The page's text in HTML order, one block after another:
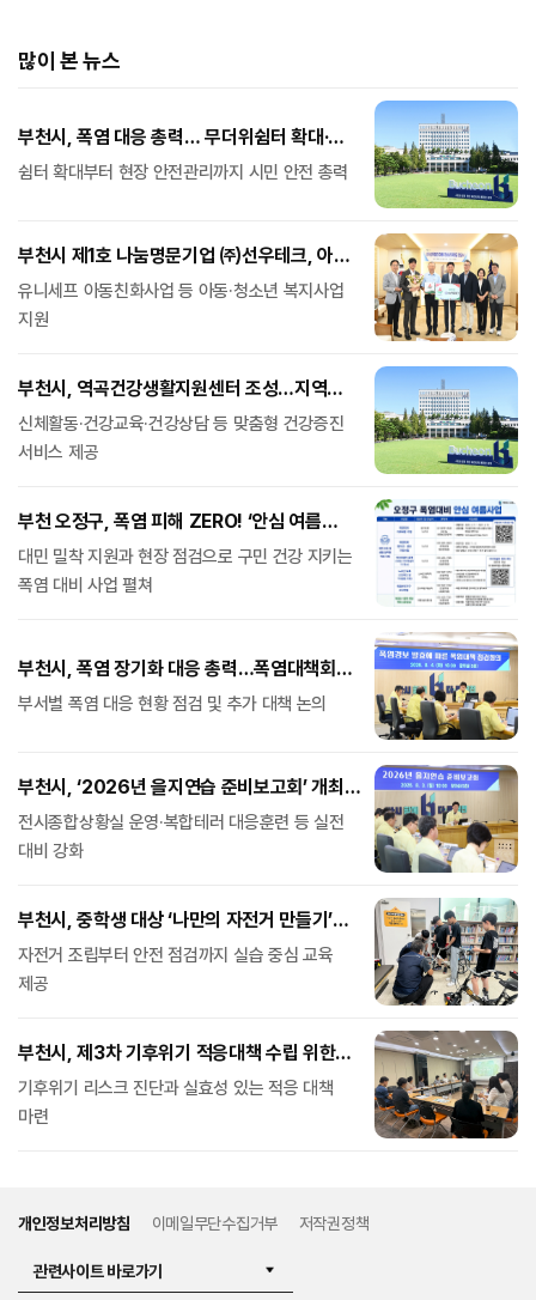
많이 본 뉴스
부천시, 폭염 대응 총력… 무더위쉼터 확대·
취약계층 보호 강화
쉼터 확대부터 현장 안전관리까지 시민 안전 총력
부천시 제1호 나눔명문기업 ㈜선우테크, 아동·
청소년 후원금 1억 원 기탁
유니세프 아동친화사업 등 아동·청소년 복지사업
지원
부천시, 역곡건강생활지원센터 조성…지역
건강증진 거점 마련
신체활동·건강교육·건강상담 등 맞춤형 건강증진
서비스 제공
부천 오정구, 폭염 피해 ZERO! ‘안심 여름
사업’ 전개
대민 밀착 지원과 현장 점검으로 구민 건강 지키는
폭염 대비 사업 펼쳐
부천시, 폭염 장기화 대응 총력…폭염대책회의
개최
부서별 폭염 대응 현황 점검 및 추가 대책 논의
부천시, ‘2026년 을지연습 준비보고회’ 개최…
분야별 추진계획 점검
전시종합상황실 운영·복합테러 대응훈련 등 실전
대비 강화
부천시, 중학생 대상 ‘나만의 자전거 만들기’
특별과정 운영
자전거 조립부터 안전 점검까지 실습 중심 교육
제공
부천시, 제3차 기후위기 적응대책 수립 위한
의견수렴회 개최
기후위기 리스크 진단과 실효성 있는 적응 대책
마련
개인정보처리방침 이메일무단수집거부 저작권정책
관련사이트 바로가기